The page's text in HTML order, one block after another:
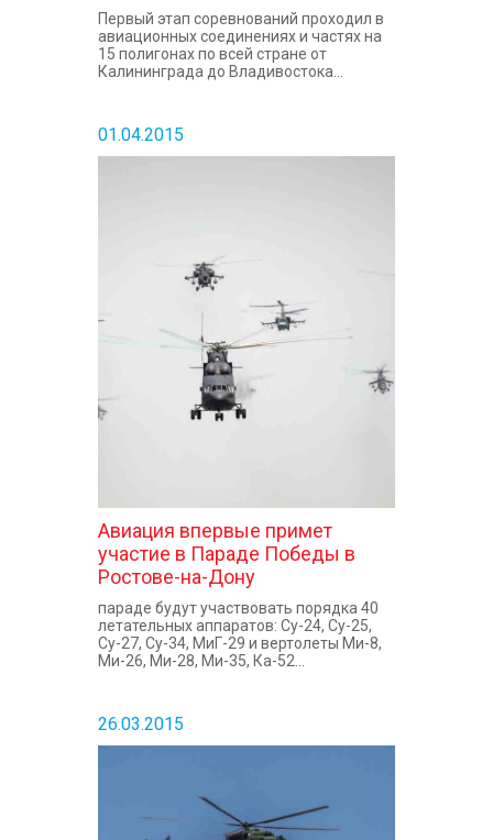
Первый этап соревнований проходил в
авиационных соединениях и частях на
15 полигонах по всей стране от
Калининграда до Владивостока...
01.04.2015
Авиация впервые примет
участие в Параде Победы в
Ростове-на-Дону
параде будут участвовать порядка 40
летательных аппаратов: Су-24, Су-25,
Су-27, Су-34, МиГ-29 и вертолеты Ми-8,
Ми-26, Ми-28, Ми-35, Ка-52...
26.03.2015